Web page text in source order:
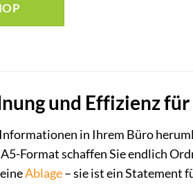
und Effizienz
in Ihrem Büro
Format schaffen Sie endlich
Ablage– sie ist ein Statement